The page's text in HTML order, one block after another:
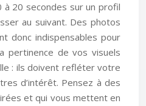
20 secondes sur un profil
au suivant. Des photos
donc indispensables pour
pertinence de vos visuels
: ils doivent refléter votre
d’intérêt. Pensez à des
et qui vous mettent en